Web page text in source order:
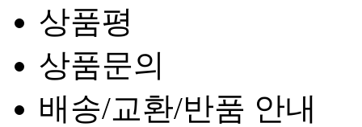
상품평
상품문의
배송/교환/반품 안내